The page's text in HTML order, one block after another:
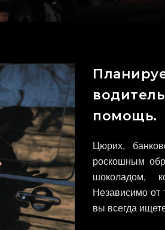
помощь.
Цюрих,
роскошным
шоколадом,
Независимо от
вы всегда